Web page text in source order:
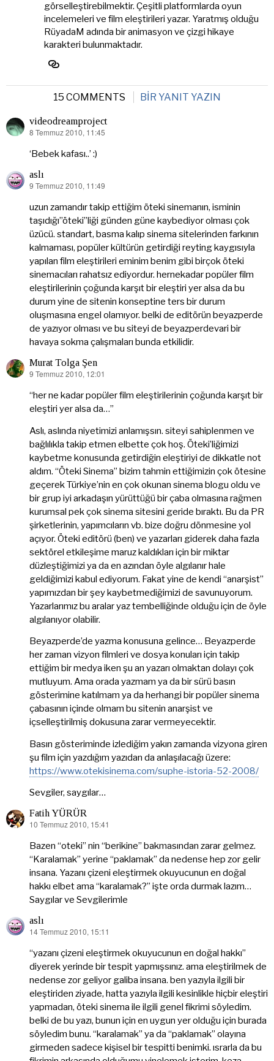
görselleştirebilmektir. Çeşitli platformlarda oyun
incelemeleri ve film eleştirileri yazar. Yaratmış olduğu
RüyadaM adında bir animasyon ve çizgi hikaye
karakteri bulunmaktadır.
15 COMMENTS BIR YANIT YAZIN
videodreamproject
dedi
8 Temmuz 2010, 11:45
‘Bebek kafası..’ :)
aslı
dedi
9 Temmuz 2010, 11:49
uzun zamandır takip ettiğim öteki sinemanın, isminin
taşıdığı”öteki”liği günden güne kaybediyor olması çok
üzücü. standart, basma kalıp sinema sitelerinden farkının
kalmaması, popüler kültürün getirdiği reyting kaygısıyla
yapılan film eleştirileri eminim benim gibi birçok öteki
sinemacıları rahatsız ediyordur. hernekadar popüler film
eleştirilerinin çoğunda karşıt bir eleştiri yer alsa da bu
durum yine de sitenin konseptine ters bir durum
oluşmasına engel olamıyor. belki de editörün beyazperde
de yazıyor olması ve bu siteyi de beyazperdevari bir
havaya sokma çalışmaları bunda etkilidir.
Murat Tolga Şen
dedi
9 Temmuz 2010, 12:01
“her ne kadar popüler film eleştirilerinin çoğunda karşıt bir
eleştiri yer alsa da…”
Aslı, aslında niyetimizi anlamışsın. siteyi sahiplenmen ve
bağlılıkla takip etmen elbette çok hoş. Öteki’liğimizi
kaybetme konusunda getirdiğin eleştiriyi de dikkatle not
aldım. “Öteki Sinema” bizim tahmin ettiğimizin çok ötesine
geçerek Türkiye’nin en çok okunan sinema blogu oldu ve
bir grup iyi arkadaşın yürüttüğü bir çaba olmasına rağmen
kurumsal pek çok sinema sitesini geride bıraktı. Bu da PR
şirketlerinin, yapımcıların vb. bize doğru dönmesine yol
açıyor. Öteki editörü (ben) ve yazarları giderek daha fazla
sektörel etkileşime maruz kaldıkları için bir miktar
düzleştiğimizi ya da en azından öyle algılanır hale
geldiğimizi kabul ediyorum. Fakat yine de kendi “anarşist”
yapımızdan bir şey kaybetmediğimizi de savunuyorum.
Yazarlarımız bu aralar yaz tembelliğinde olduğu için de öyle
algılanıyor olabilir.
Beyazperde’de yazma konusuna gelince… Beyazperde
her zaman vizyon filmleri ve dosya konuları için takip
ettiğim bir medya iken şu an yazarı olmaktan dolayı çok
mutluyum. Ama orada yazmam ya da bir sürü basın
gösterimine katılmam ya da herhangi bir popüler sinema
çabasının içinde olmam bu sitenin anarşist ve
içselleştirilmiş dokusuna zarar vermeyecektir.
Basın gösteriminde izlediğim yakın zamanda vizyona giren
şu film için yazdığım yazıdan da anlaşılacağı üzere:
https://www.otekisinema.com/suphe-istoria-52-2008/
Sevgiler, saygılar…
Fatih YÜRÜR
dedi
10 Temmuz 2010, 15:41
Bazen “oteki” nin “berikine” bakmasından zarar gelmez.
“Karalamak” yerine “paklamak” da nedense hep zor gelir
insana. Yazanı çizeni eleştirmek okuyucunun en doğal
hakkı elbet ama “karalamak?” işte orda durmak lazım…
Saygılar ve Sevgilerimle
aslı
dedi
14 Temmuz 2010, 15:11
“yazanı çizeni eleştirmek okuyucunun en doğal hakkı”
diyerek yerinde bir tespit yapmışsınız. ama eleştirilmek de
nedense zor geliyor galiba insana. ben yazıyla ilgili bir
eleştiriden ziyade, hatta yazıyla ilgili kesinlikle hiçbir eleştiri
yapmadan, öteki sinema ile ilgili genel fikrimi söyledim.
belki de bu yazı, bunun için en uygun yer olduğu için burada
söyledim bunu. “karalamak” ya da “paklamak” olayına
girmeden sadece kişisel bir tespitti benimki. ısrarla da bu